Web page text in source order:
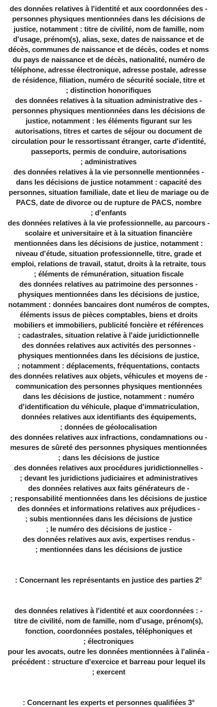
- des données relatives à l'identité et aux coordonnées des
personnes physiques mentionnées dans les décisions de
justice, notamment : titre de civilité, nom de famille, nom
d'usage, prénom(s), alias, sexe, dates de naissance et de
décès, communes de naissance et de décès, codes et noms
du pays de naissance et de décès, nationalité, numéro de
téléphone, adresse électronique, adresse postale, adresse
de résidence, filiation, numéro de sécurité sociale, titre et
distinction honorifiques ;
- des données relatives à la situation administrative des
personnes physiques mentionnées dans les décisions de
justice, notamment : les éléments figurant sur les
autorisations, titres et cartes de séjour ou document de
circulation pour le ressortissant étranger, carte d'identité,
passeports, permis de conduire, autorisations
administratives ;
- des données relatives à la vie personnelle mentionnées
dans les décisions de justice notamment : capacité des
personnes, situation familiale, date et lieu de mariage ou de
PACS, date de divorce ou de rupture de PACS, nombre
d'enfants ;
- des données relatives à la vie professionnelle, au parcours
scolaire et universitaire et à la situation financière
mentionnées dans les décisions de justice, notamment :
niveau d'étude, situation professionnelle, titre, grade et
emploi, relations de travail, statut, droits à la retraite, tous
éléments de rémunération, situation fiscale ;
- des données relatives au patrimoine des personnes
physiques mentionnées dans les décisions de justice,
notamment : données bancaires dont numéros de comptes,
éléments issus de pièces comptables, biens et droits
mobiliers et immobiliers, publicité foncière et références
cadastrales, situation relative à l'aide juridictionnelle ;
- des données relatives aux activités des personnes
physiques mentionnées dans les décisions de justice,
notamment : déplacements, fréquentations, contacts ;
- des données relatives aux objets, véhicules et moyens de
communication des personnes physiques mentionnées
dans les décisions de justice, notamment : numéro
d'identification du véhicule, plaque d'immatriculation,
données relatives aux identifiants des équipements,
données de géolocalisation ;
- des données relatives aux infractions, condamnations ou
mesures de sûreté des personnes physiques mentionnées
dans les décisions de justice ;
- des données relatives aux procédures juridictionnelles
devant les juridictions judiciaires et administratives ;
- des données relatives aux faits générateurs de
responsabilité mentionnées dans les décisions de justice ;
- des données et informations relatives aux préjudices
subis mentionnées dans les décisions de justice ;
- le numéro des décisions de justice ;
- des données relatives aux avis, expertises rendus
mentionnées dans les décisions de justice ;
2° Concernant les représentants en justice des parties :
- des données relatives à l'identité et aux coordonnées :
titre de civilité, nom de famille, nom d'usage, prénom(s),
fonction, coordonnées postales, téléphoniques et
électroniques ;
- pour les avocats, outre les données mentionnées à l'alinéa
précédent : structure d'exercice et barreau pour lequel ils
exercent ;
3° Concernant les experts et personnes qualifiées :